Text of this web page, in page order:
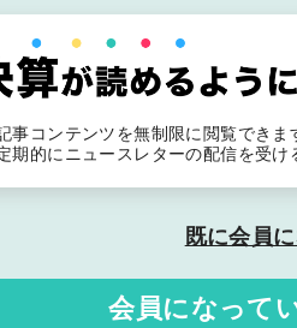
事コンテンツを無制限に閲覧できま
期的にニュースレターの配信を受け
既に会員
会員になって